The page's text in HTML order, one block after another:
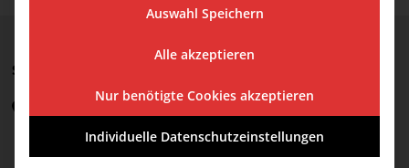
STIFTUNGSADRESSE
Stiftung Frankfurter Löwenkinder
Deutschordenstraße 50
Auswahl Speichern
Alle akzeptieren
Nur benötigte Cookies akzeptieren
Individuelle Datenschutzeinstellungen